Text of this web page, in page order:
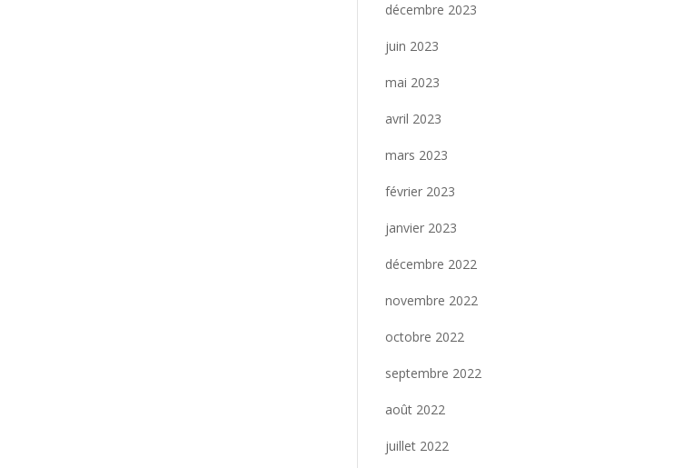
décembre 2023
juin 2023
mai 2023
avril 2023
mars 2023
février 2023
janvier 2023
décembre 2022
novembre 2022
octobre 2022
septembre 2022
août 2022
juillet 2022